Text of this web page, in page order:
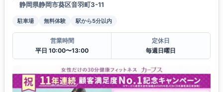
静岡県静岡市葵区音羽町3-11
駐車場 無料体験 駅から5分以内
営業時間
平日 10:00〜13:00
定休日
毎週日曜日